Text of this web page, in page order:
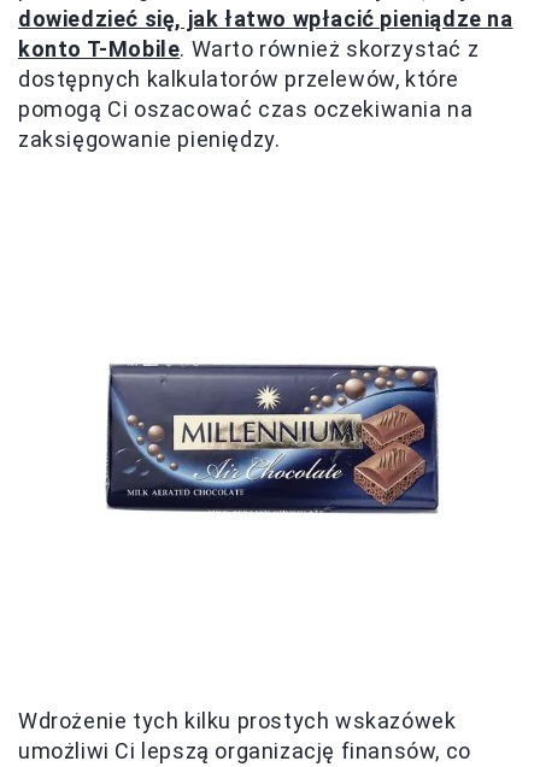
dowiedzieć się, jak łatwo wpłacić pieniądze na
konto T-Mobile. Warto również skorzystać z
dostępnych kalkulatorów przelewów, które
pomogą Ci oszacować czas oczekiwania na
zaksięgowanie pieniędzy.
Wdrożenie tych kilku prostych wskazówek
umożliwi Ci lepszą organizację finansów, co